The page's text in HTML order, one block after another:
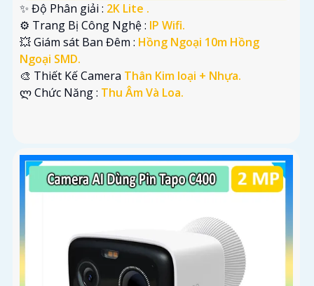
✨ Độ Phân giải : 2K Lite .
⚙ Trang Bị Công Nghệ : IP Wifi.
💥 Giám sát Ban Đêm : Hồng Ngoại 10m Hồng
Ngoại SMD.
🎨 Thiết Kế Camera Thân Kim loại + Nhựa.
️ლ Chức Năng : Thu Âm Và Loa.